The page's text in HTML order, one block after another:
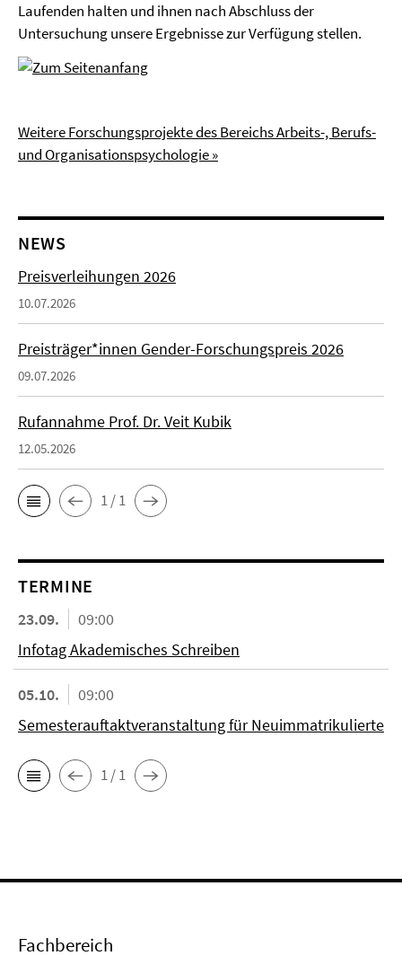
Laufenden halten und ihnen nach Abschluss der
Untersuchung unsere Ergebnisse zur Verfügung stellen.
Weitere Forschungsprojekte des Bereichs Arbeits-, Berufs-
und Organisationspsychologie »
NEWS
Preisverleihungen 2026
10.07.2026
Preisträger*innen Gender-Forschungspreis 2026
09.07.2026
Rufannahme Prof. Dr. Veit Kubik
12.05.2026
1 / 1
TERMINE
23.09.
09:00
Infotag Akademisches Schreiben
05.10.
09:00
Semesterauftaktveranstaltung für Neuimmatrikulierte
1 / 1
Fachbereich